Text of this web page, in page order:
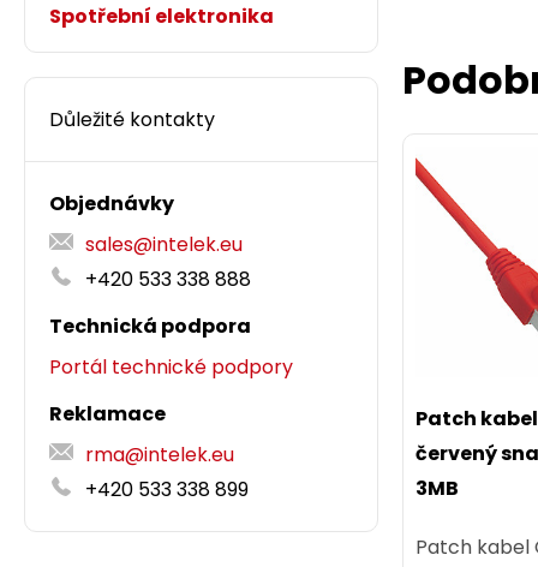
Spotřební elektronika
Důležité kontakty
Objednávky
sales@intelek.eu
+420 533 338 888
Technická podpora
Portál technické podpory
Reklamace
rma@intelek.eu
+420 533 338 899
Patch kabel
červený
3MB
Patch kabel